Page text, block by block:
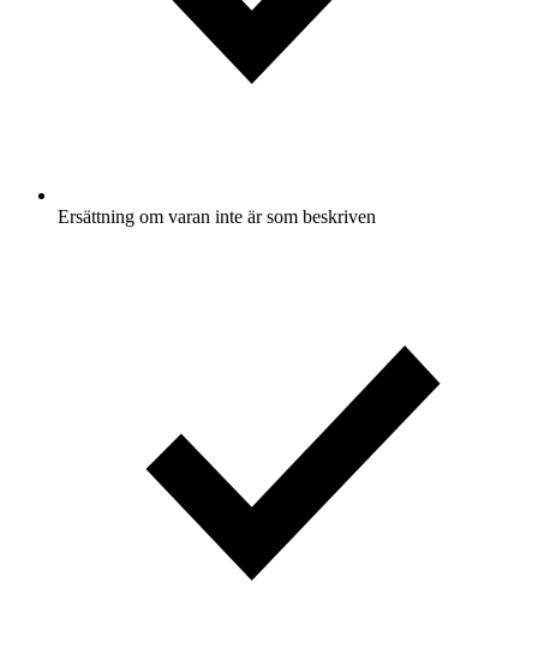
Ersättning om varan inte är som beskriven